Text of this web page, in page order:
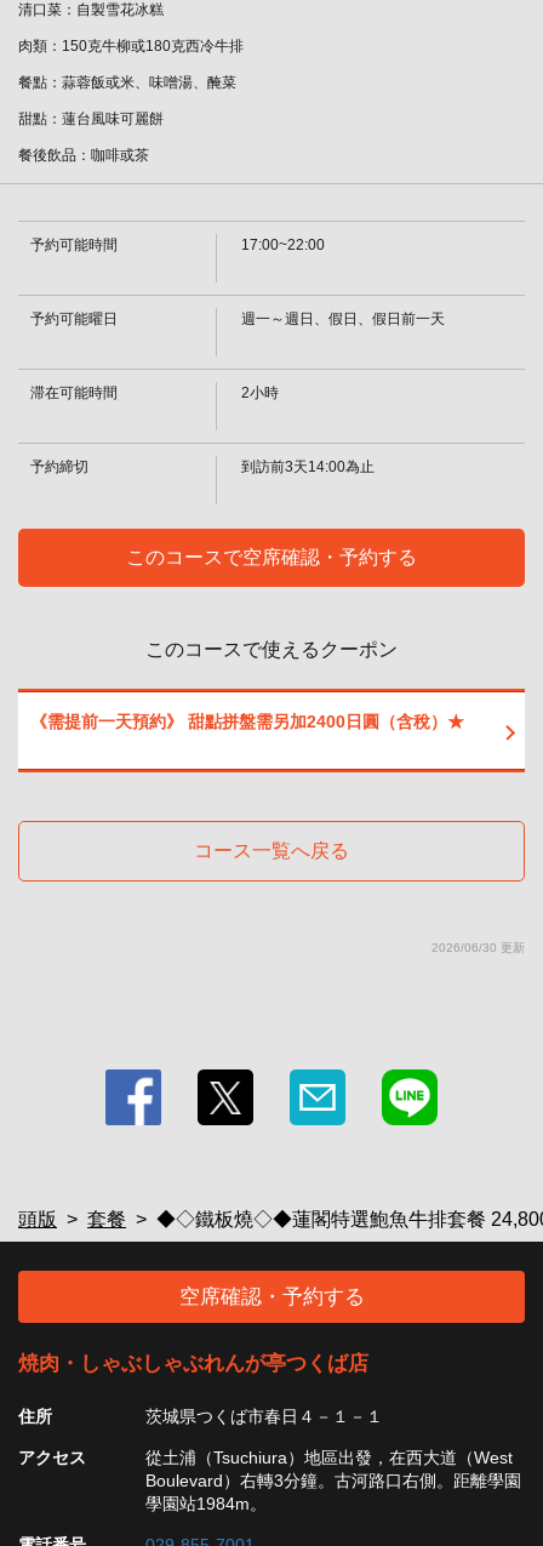
清口菜：自製雪花冰糕
肉類：150克牛柳或180克西冷牛排
餐點：蒜蓉飯或米、味噌湯、醃菜
甜點：蓮台風味可麗餅
餐後飲品：咖啡或茶
予約可能時間 17:00~22:00
予約可能曜日 週一～週日、假日、假日前一天
滞在可能時間 2小時
予約締切 到訪前3天14:00為止
このコースで空席確認・予約する
このコースで使えるクーポン
《需提前一天預約》 甜點拼盤需另加2400日圓（含稅）★
コース一覧へ戻る
2026/06/30 更新
◆◇鐵板燒◇◆蓮閣特選鮑魚牛排套餐 24,800日圓 [需預約]
| 焼肉・しゃぶしゃぶれんが亭つくば店
茨城県つくば市春日４－１－１
お店情報をコピー
閉じる
頭版 套餐 ◆◇鐵板燒◇◆蓮閣特選鮑魚牛排套餐
空席確認・予約する
焼肉・しゃぶしゃぶれんが亭つくば店
住所 茨城県つくば市春日４－１－１
アクセス
從土浦（Tsuchiura）地區出發，在西大道（West
Boulevard）右轉3分鐘。古河路口右側。距離學園
學園站1984m。